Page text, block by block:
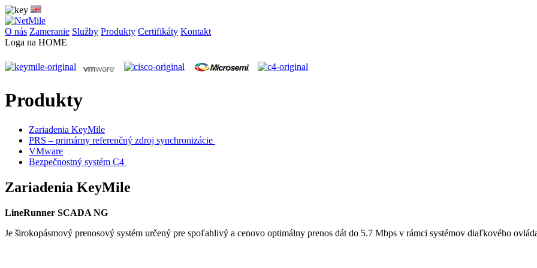
O nás Zameranie Služby Produkty Certifikáty Kontakt
Loga na HOME
Produkty
Zariadenia KeyMile
PRS – primárny referenčný zdroj synchronizácie
VMware
Bezpečnostný systém C4
Zariadenia KeyMile
LineRunner SCADA NG
Je širokopásmový prenosový systém určený pre spoľahlivý a cenovo optimálny prenos dát do 5.7 Mbps v rámci systémov diaľkového